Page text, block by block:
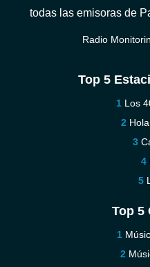
todas las emisoras de
Radio
Top 5
Los
Top 5